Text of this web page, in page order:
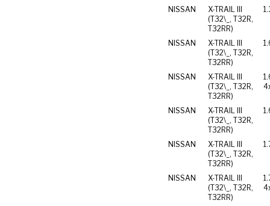
NISSAN
X-TRAIL III
(T32\_, T32R,
T32RR)
NISSAN
X-TRAIL III
(T32\_, T32R,
T32RR)
NISSAN
X-TRAIL III
(T32\_, T32R,
T32RR)
NISSAN
X-TRAIL III
(T32\_, T32R,
T32RR)
NISSAN
X-TRAIL III
(T32\_, T32R,
T32RR)
NISSAN
X-TRAIL III
(T32\_, T32R,
T32RR)